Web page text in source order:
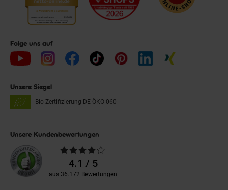
Folge uns auf
Unsere Siegel
Bio Zertifizierung DE-ÖKO-060
Unsere Kundenbewertungen
Durchschnittliche
Bewertungen4.1 / 5
aus 36.172 Bewertungen